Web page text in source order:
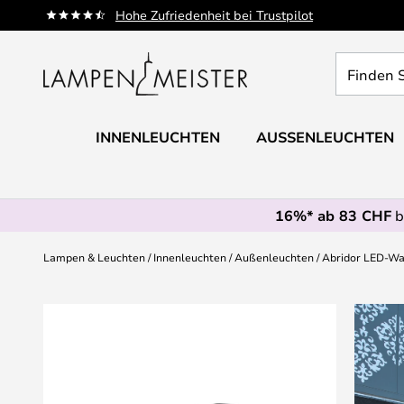
Hohe Zufriedenheit bei Trustpilot
Zum
Inhalt
Sie
Leuchte...
INNENLEUCHTEN AUSSENLEUCHTEN
16%* ab 83 CHF
Lampen & Leuchten Innenleuchten Außenleuchten Abridor LED-